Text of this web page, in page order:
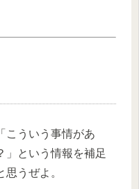
こういう事情があ
」という情報を補足
うぜよ。